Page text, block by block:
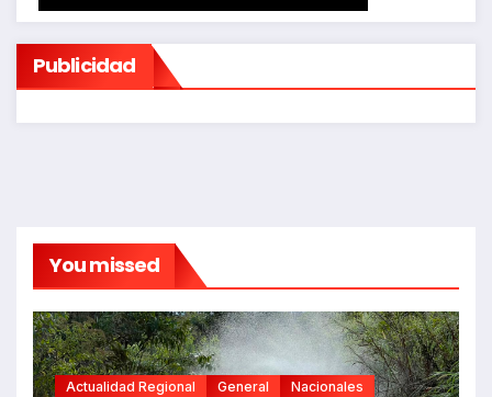
Publicidad
You missed
Actualidad Regional General Nacionales